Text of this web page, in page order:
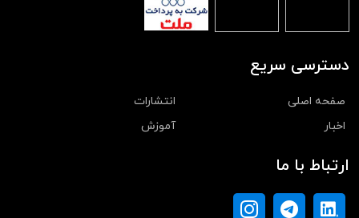
دسترسی سریع
صفحه اصلی
انتشارات
اخبار
آموزش
ارتباط با ما